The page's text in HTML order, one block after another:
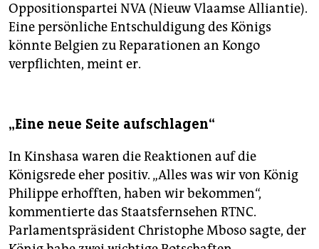
Oppositionspartei NVA (Nieuw Vlaamse Alliantie).
Eine persönliche Entschuldigung des Königs
könnte Belgien zu Reparationen an Kongo
verpflichten, meint er.
„Eine neue Seite aufschlagen“
In Kinshasa waren die Reaktionen auf die
Königsrede eher positiv. „Alles was wir von König
Philippe erhofften, haben wir bekommen“,
kommentierte das Staatsfernsehen RTNC.
Parlamentspräsident Christophe Mboso sagte, der